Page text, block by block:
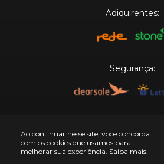
Ao continuar nesse site, você concorda
com os cookies que usamos para
melhorar sua experiência. Saiba mais.
Adiquirentes:
Segurança: